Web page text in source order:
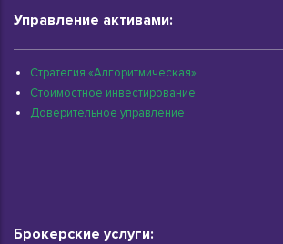
Управление активами:
Стратегия «Алгоритмическая»
Стоимостное инвестирование
Доверительное управление
Брокерские услуги: